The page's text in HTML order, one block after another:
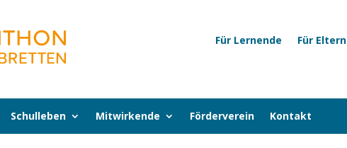
Für Lernende Für Eltern
Schulleben Mitwirkende Förderverein Kontakt